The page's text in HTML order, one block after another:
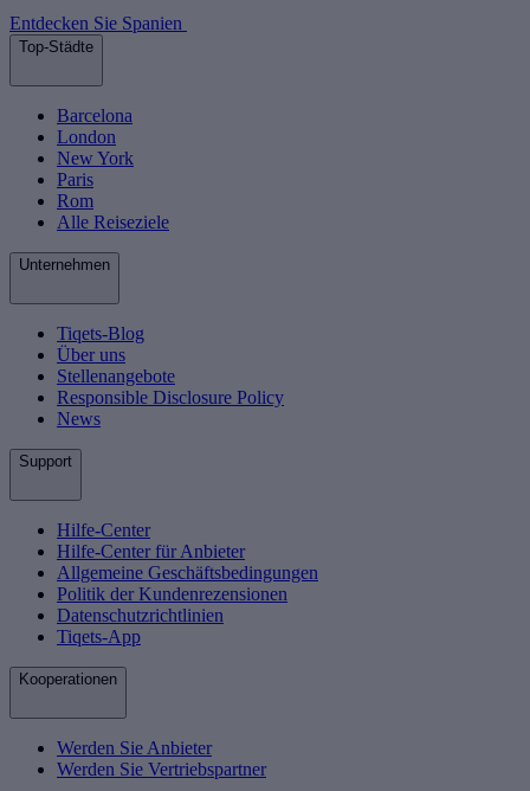
Entdecken Sie Spanien
Top-Städte
Barcelona
London
New York
Paris
Rom
Alle Reiseziele
Unternehmen
Tiqets-Blog
Über uns
Stellenangebote
Responsible Disclosure Policy
News
Support
Hilfe-Center
Hilfe-Center für Anbieter
Allgemeine Geschäftsbedingungen
Politik der Kundenrezensionen
Datenschutzrichtlinien
Tiqets-App
Kooperationen
Werden Sie Anbieter
Werden Sie Vertriebspartner